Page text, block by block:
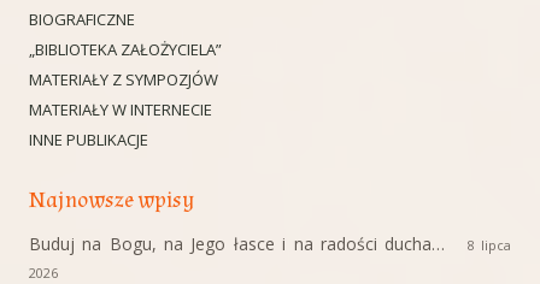
BIOGRAFICZNE
„BIBLIOTEKA ZAŁOŻYCIELA”
MATERIAŁY Z SYMPOZJÓW
MATERIAŁY W INTERNECIE
INNE PUBLIKACJE
Najnowsze wpisy
Buduj na Bogu, na Jego łasce i na radości ducha…
8 lipca
2026